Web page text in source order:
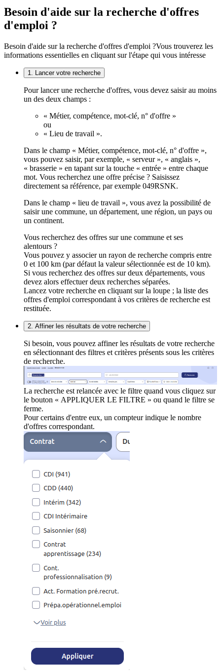
Besoin d'aide sur la recherche d'offres
d'emploi ?
Besoin d'aide sur la recherche d'offres d'emploi ?Vous trouverez les
informations essentielles en cliquant sur l'étape qui vous intéresse
1. Lancer votre recherche
Pour lancer une recherche d'offres, vous devez saisir au moins
un des deux champs :
« Métier, compétence, mot-clé, n° d'offre »
ou
« Lieu de travail ».
Dans le champ « Métier, compétence, mot-clé, n° d'offre »,
vous pouvez saisir, par exemple, « serveur », « anglais »,
« brasserie » en tapant sur la touche « entrée » entre chaque
mot. Vous recherchez une offre précise ? Saisissez
directement sa référence, par exemple 049RSNK.
Dans le champ « lieu de travail », vous avez la possibilité de
saisir une commune, un département, une région, un pays ou
un continent.
Vous recherchez des offres sur une commune et ses
alentours ?
Vous pouvez y associer un rayon de recherche compris entre
0 et 100 km (par défaut la valeur sélectionnée est de 10 km).
Si vous recherchez des offres sur deux départements, vous
devez alors effectuer deux recherches séparées.
Lancez votre recherche en cliquant sur la loupe ; la liste des
offres d'emploi correspondant à vos critères de recherche est
restituée.
2. Affiner les résultats de votre recherche
Si besoin, vous pouvez affiner les résultats de votre recherche
en sélectionnant des filtres et critères présents sous les critères
de recherche.
La recherche est relancée avec le filtre quand vous cliquez sur
le bouton « APPLIQUER LE FILTRE » ou quand le filtre se
ferme.
Pour certains d'entre eux, un compteur indique le nombre
d'offres correspondant.